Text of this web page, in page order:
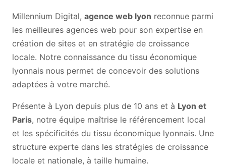
Millennium Digital, agence web lyon reconnue parmi
les meilleures agences web pour son expertise en
création de sites et en stratégie de croissance
locale. Notre connaissance du tissu économique
lyonnais nous permet de concevoir des solutions
adaptées à votre marché.
Présente à Lyon depuis plus de 10 ans et à Lyon et
Paris, notre équipe maîtrise le référencement local
et les spécificités du tissu économique lyonnais. Une
structure experte dans les stratégies de croissance
locale et nationale, à taille humaine.